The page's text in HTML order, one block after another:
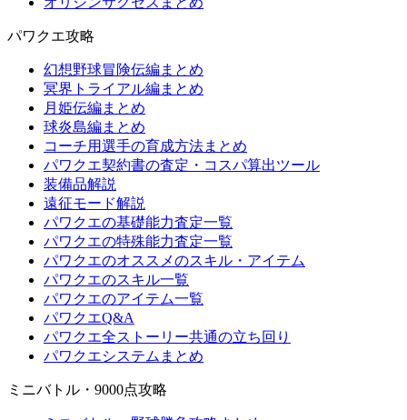
パワクエ攻略
幻想野球冒険伝編まとめ
冥界トライアル編まとめ
月姫伝編まとめ
球炎島編まとめ
コーチ用選手の育成方法まとめ
パワクエ契約書の査定・コスパ算出ツール
装備品解説
遠征モード解説
パワクエの基礎能力査定一覧
パワクエの特殊能力査定一覧
パワクエのオススメのスキル・アイテム
パワクエのスキル一覧
パワクエのアイテム一覧
パワクエQ&A
パワクエ全ストーリー共通の立ち回り
パワクエシステムまとめ
ミニバトル・9000点攻略